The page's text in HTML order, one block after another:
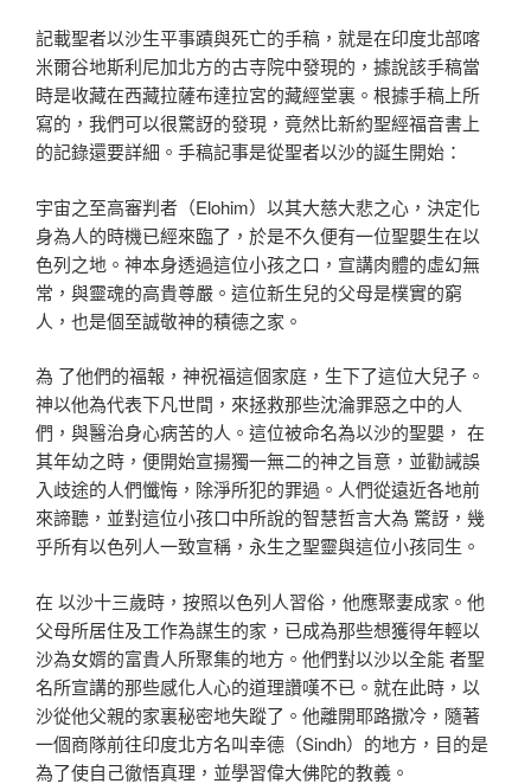
記載聖者以沙生平事蹟與死亡的手稿，就是在印度北部喀
米爾谷地斯利尼加北方的古寺院中發現的，據說該手稿當
時是收藏在西藏拉薩布達拉宮的藏經堂裏。根據手稿上所
寫的，我們可以很驚訝的發現，竟然比新約聖經福音書上
的記錄還要詳細。手稿記事是從聖者以沙的誕生開始：
宇宙之至高審判者（Elohim）以其大慈大悲之心，決定化
身為人的時機已經來臨了，於是不久便有一位聖嬰生在以
色列之地。神本身透過這位小孩之口，宣講肉體的虛幻無
常，與靈魂的高貴尊嚴。這位新生兒的父母是樸實的窮
人，也是個至誠敬神的積德之家。
為 了他們的福報，神祝福這個家庭，生下了這位大兒子。
神以他為代表下凡世間，來拯救那些沈淪罪惡之中的人
們，與醫治身心病苦的人。這位被命名為以沙的聖嬰， 在
其年幼之時，便開始宣揚獨一無二的神之旨意，並勸誡誤
入歧途的人們懺悔，除淨所犯的罪過。人們從遠近各地前
來諦聽，並對這位小孩口中所說的智慧哲言大為 驚訝，幾
乎所有以色列人一致宣稱，永生之聖靈與這位小孩同生。
在 以沙十三歲時，按照以色列人習俗，他應聚妻成家。他
父母所居住及工作為謀生的家，已成為那些想獲得年輕以
沙為女婿的富貴人所聚集的地方。他們對以沙以全能 者聖
名所宣講的那些感化人心的道理讚嘆不已。就在此時，以
沙從他父親的家裏秘密地失蹤了。他離開耶路撒冷，隨著
一個商隊前往印度北方名叫幸德（Sindh）的地方，目的是
為了使自己徹悟真理，並學習偉大佛陀的教義。